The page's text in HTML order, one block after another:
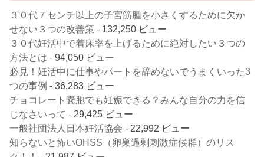
３０代７センチ以上の子宮筋腫を小さくするために欠か
せない３つの改善策 - 132,250 ビュー
３０代妊活中で着床率を上げるために絶対したい３つの
方法とは - 94,050 ビュー
必見！妊活中に仕事やパートを辞めないでうまくいった3
つの事例 - 36,283 ビュー
チョコレート嚢胞でも妊娠できる？みんな自分の力を信
じなさいって - 29,425 ビュー
一般社団法人日本妊活協会 - 22,992 ビュー
知らないと怖いOHSS（卵巣過剰刺激症候群）のリス